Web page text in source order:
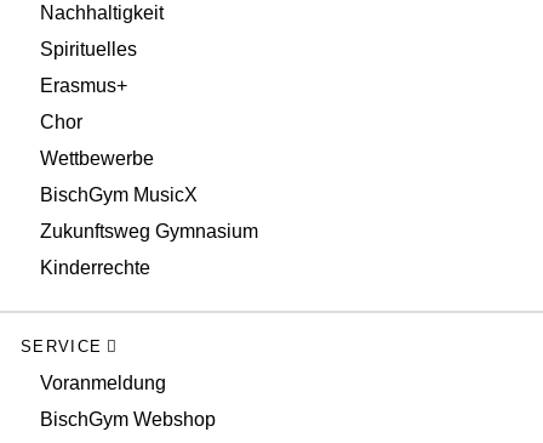
Nachhaltigkeit
Spirituelles
Erasmus+
Chor
Wettbewerbe
BischGym MusicX
Zukunftsweg Gymnasium
Kinderrechte
SERVICE
Voranmeldung
BischGym Webshop